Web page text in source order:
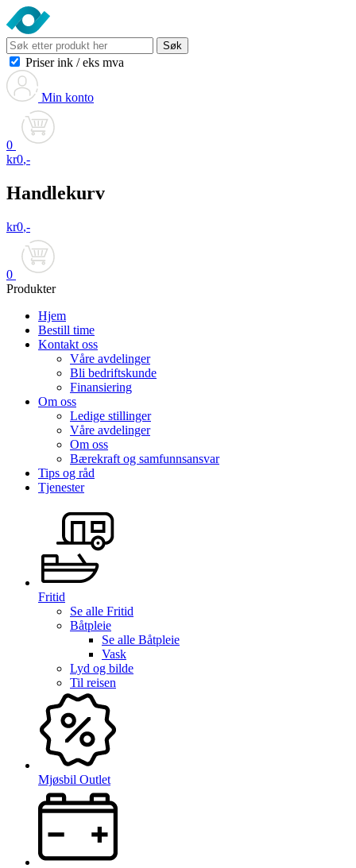
Søk
Priser ink / eks mva
Min konto
0
kr0,-
Handlekurv
kr0,-
0
Produkter
Hjem
Bestill time
Kontakt oss
Våre avdelinger
Bli bedriftskunde
Finansiering
Om oss
Ledige stillinger
Våre avdelinger
Om oss
Bærekraft og samfunnsansvar
Tips og råd
Tjenester
Fritid
Se alle Fritid
Båtpleie
Se alle Båtpleie
Vask
Lyd og bilde
Til reisen
Mjøsbil Outlet